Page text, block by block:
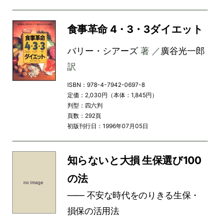
食事革命 4・3・3ダイエット
バリー・シアーズ著 ／ 廣谷光一郎
訳
ISBN：978-4-7942-0697-8
定価：2,030円（本体：1,845円）
判型：四六判
頁数：292頁
初版刊行日：1996年07月05日
知らないと大損 生保選び100
の法
―― 不安な時代をのりきる生保・
損保の活用法